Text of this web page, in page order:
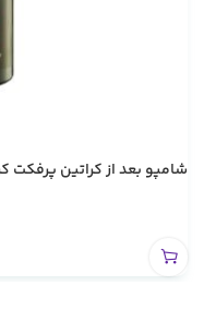
شامپو بعد از کراتین